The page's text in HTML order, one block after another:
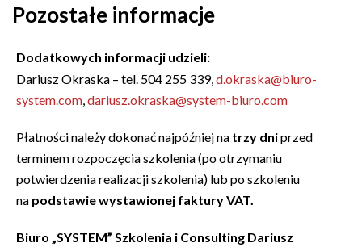
Pozostałe informacje
Dodatkowych informacji udzieli:
Dariusz Okraska – tel. 504 255 339,d.okraska@biuro-
system.com,dariusz.okraska@system-biuro.com
Płatności należy dokonać najpóźniej na trzy dniprzed
terminem rozpoczęcia szkolenia (po otrzymaniu
potwierdzenia realizacji szkolenia) lub po szkoleniu
na podstawie wystawionej faktury VAT.
Biuro „SYSTEM” Szkolenia i Consulting Dariusz